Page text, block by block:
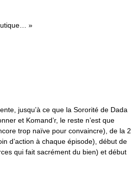
»
jusqu’à ce que la Sororité de Dada
et Komand’r, le reste n’est que
trop naïve pour convaincre), de la 2
d’action à chaque épisode), début de
qui fait sacrément du bien) et début